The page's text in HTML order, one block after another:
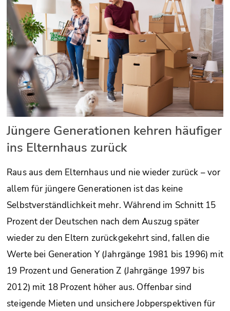
Jüngere Generationen kehren häufiger
ins Elternhaus zurück
Raus aus dem Elternhaus und nie wieder zurück – vor
allem für jüngere Generationen ist das keine
Selbstverständlichkeit mehr. Während im Schnitt 15
Prozent der Deutschen nach dem Auszug später
wieder zu den Eltern zurückgekehrt sind, fallen die
Werte bei Generation Y (Jahrgänge 1981 bis 1996) mit
19 Prozent und Generation Z (Jahrgänge 1997 bis
2012) mit 18 Prozent höher aus. Offenbar sind
steigende Mieten und unsichere Jobperspektiven für